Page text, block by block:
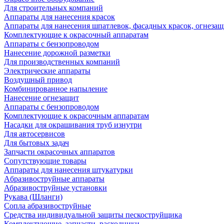
Для строительных компаний
Аппараты для нанесения красок
Аппараты для нанесения шпатлевок, фасадных красок,
Комплектующие к окрасочный аппаратам
Аппараты с бензопроводом
Нанесение дорожной разметки
Для производственных компаний
Электрические аппараты
Воздушный привод
Комбинированное напыление
Нанесение огнезащит
Аппараты с бензопроводом
Комплектующие к окрасочным аппаратам
Насадки для окрашивания труб изнутри
Для автосервисов
Для бытовых задач
Запчасти окрасочных аппаратов
Сопутствующие товары
Аппараты для нанесения штукатурки
Aбразивоструйные аппараты
Абразивоструйные установки
Рукава (Шланги)
Сопла абразивоструйные
Средства индивидуальной защиты пескоструйщика